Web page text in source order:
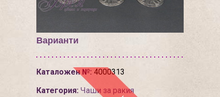
Варианти
Каталожен №: 4000313
Категория: Чаши за ракия